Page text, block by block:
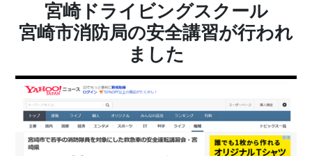
宮崎ドライビングスクール
宮崎市消防局の安全講習が行われ
ました